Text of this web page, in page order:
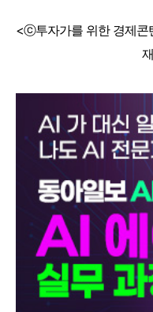
<ⓒ투자가를 위한 경제콘